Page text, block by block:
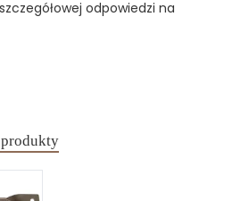
odpowiedzi na